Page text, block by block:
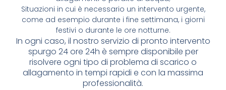
Situazioni in cui è necessario un intervento urgente,
come ad esempio durante i fine settimana, i giorni
festivi o durante le ore notturne.
In ogni caso, il nostro servizio di pronto intervento
spurgo 24 ore 24h è sempre disponibile per
risolvere ogni tipo di problema di scarico o
allagamento in tempi rapidi e con la massima
professionalità.